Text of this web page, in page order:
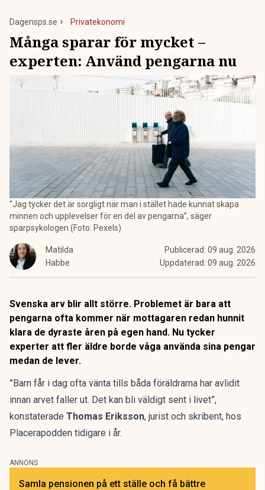
Dagensps.se Privatekonomi
Många sparar för mycket –
experten: Använd pengarna nu
“Jag tycker det är sorgligt när man i stället hade kunnat skapa
minnen och upplevelser för en del av pengarna”, säger
sparpsykologen (Foto: Pexels)
Matilda
Habbe
Publicerad: 09 aug. 2026
Uppdaterad: 09 aug. 2026
Svenska arv blir allt större. Problemet är bara att
pengarna ofta kommer när mottagaren redan hunnit
klara de dyraste åren på egen hand. Nu tycker
experter att fler äldre borde våga använda sina pengar
medan de lever.
”Barn får i dag ofta vänta tills båda föräldrarna har avlidit
innan arvet faller ut. Det kan bli väldigt sent i livet”,
konstaterade Thomas Eriksson, jurist och skribent, hos
Placerapodden tidigare i år.
ANNONS
Samla pensionen på ett ställe och få bättre